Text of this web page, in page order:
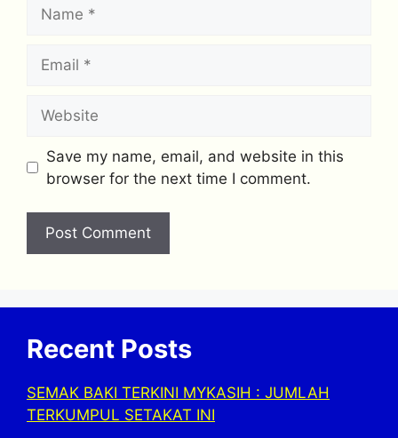
Save my name, email, and website in this
browser for the next time I comment.
Recent Posts
SEMAK BAKI TERKINI MYKASIH : JUMLAH
TERKUMPUL SETAKAT INI